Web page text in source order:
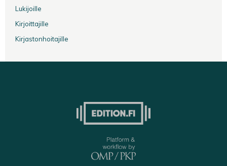
Lukijoille
Kirjoittajille
Kirjastonhoitajille